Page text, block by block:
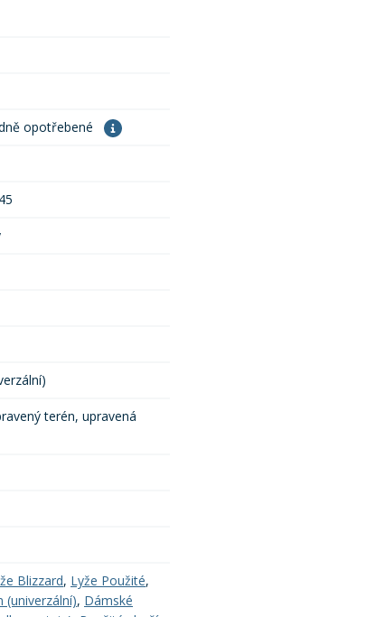
opotřebené
terén, upravená
Blizzard, Lyže Použité,
(univerzální), Dámské